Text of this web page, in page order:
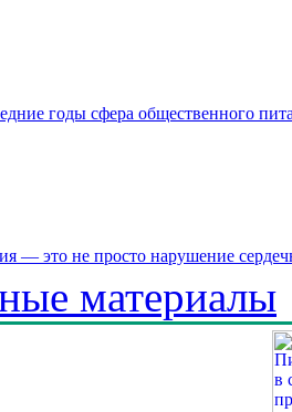
годы сфера общественного
— это не просто нарушение
материалы